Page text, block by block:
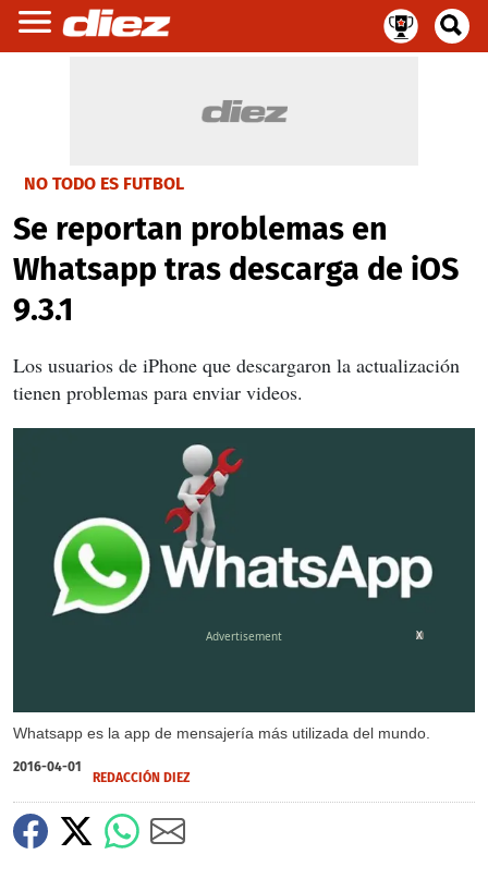
NO TODO ES FUTBOL
Se reportan problemas en
Whatsapp tras descarga de iOS
9.3.1
Los usuarios de iPhone que descargaron la actualización
tienen problemas para enviar videos.
Whatsapp es la app de mensajería más utilizada del mundo.
X
2016-04-01
REDACCIÓN DIEZ